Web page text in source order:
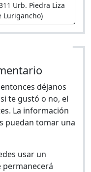
Urb. Piedra Liza
Lurigancho)
déjanos
te gustó o no, el
La información
puedan tomar una
usar un
permanecerá